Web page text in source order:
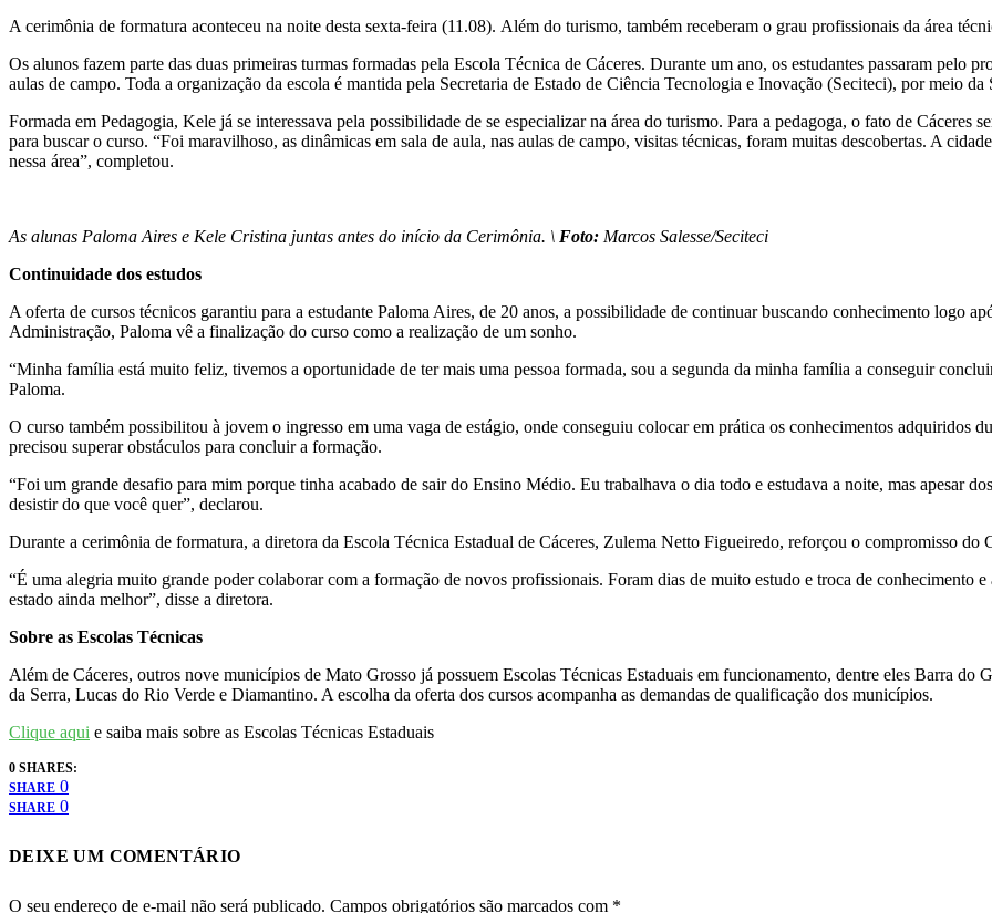
A cerimônia de formatura aconteceu na noite desta sexta-feira (11.08). Além do turismo, também receberam o grau profissionais da área
Os alunos fazem parte das duas primeiras turmas formadas pela Escola Técnica de Cáceres. Durante um ano, os estudantes passaram pelo
aulas de campo. Toda a organização da escola é mantida pela Secretaria de Estado de Ciência Tecnologia e Inovação (Seciteci), por meio
Formada em Pedagogia, Kele já se interessava pela possibilidade de se especializar na área do turismo. Para a pedagoga, o fato de
para buscar o curso. “Foi maravilhoso, as dinâmicas em sala de aula, nas aulas de campo, visitas técnicas, foram muitas descobertas. A
nessa área”, completou.
As alunas Paloma Aires e Kele Cristina juntas antes do início da Cerimônia. \ Foto: Marcos Salesse/Seciteci
Continuidade dos estudos
A oferta de cursos técnicos garantiu para a estudante Paloma Aires, de 20 anos, a possibilidade de continuar buscando conhecimento logo
Administração, Paloma vê a finalização do curso como a realização de um sonho.
“Minha família está muito feliz, tivemos a oportunidade de ter mais uma pessoa formada, sou a segunda da minha família a conseguir
Paloma.
O curso também possibilitou à jovem o ingresso em uma vaga de estágio, onde conseguiu colocar em prática os conhecimentos adquiridos
precisou superar obstáculos para concluir a formação.
“Foi um grande desafio para mim porque tinha acabado de sair do Ensino Médio. Eu trabalhava o dia todo e estudava a noite, mas apesar
desistir do que você quer”, declarou.
Durante a cerimônia de formatura, a diretora da Escola Técnica Estadual de Cáceres, Zulema Netto Figueiredo, reforçou o compromisso
“É uma alegria muito grande poder colaborar com a formação de novos profissionais. Foram dias de muito estudo e troca de conhecimento
estado ainda melhor”, disse a diretora.
Sobre as Escolas Técnicas
Além de Cáceres, outros nove municípios de Mato Grosso já possuem Escolas Técnicas Estaduais em funcionamento, dentre eles Barra
da Serra, Lucas do Rio Verde e Diamantino. A escolha da oferta dos cursos acompanha as demandas de qualificação dos municípios.
Clique aqui e saiba mais sobre as Escolas Técnicas Estaduais
0 SHARES:
SHARE 0
SHARE 0
DEIXE UM COMENTÁRIO
O seu endereço de e-mail não será publicado. Campos obrigatórios são marcados com *